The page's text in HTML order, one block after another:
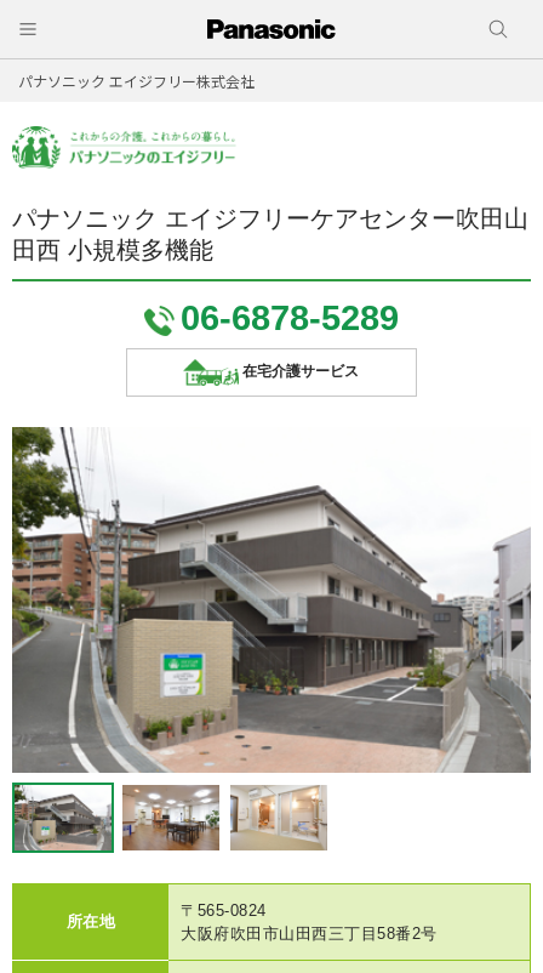
パナソニック エイジフリー株式会社
パナソニック エイジフリーケアセンター吹田山
田西 小規模多機能
06-6878-5289
在宅介護サービス
所在地
〒565-0824
大阪府吹田市山田西三丁目58番2号